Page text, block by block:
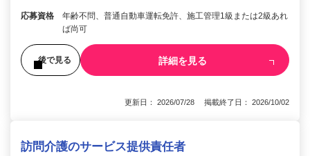
応募資格
年齢不問、普通自動車運転免許、施工管理1級または2級あれ
ば尚可
後で見る 詳細を見る
更新日： 2026/07/28 掲載終了日： 2026/10/02
訪問介護のサービス提供責任者